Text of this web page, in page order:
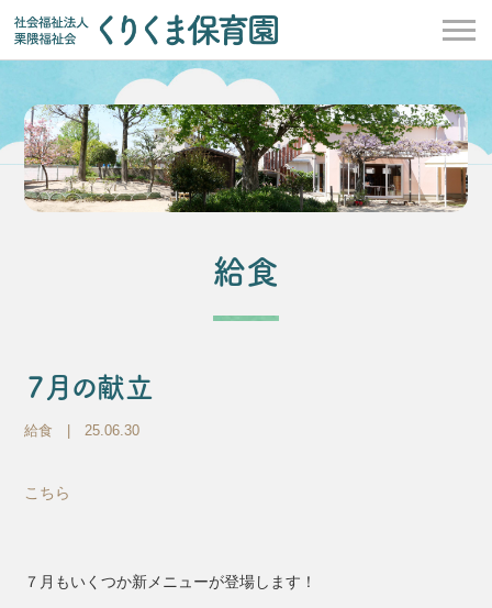
給食
７月の献立
給食 | 25.06.30
こちら
７月もいくつか新メニューが登場します！